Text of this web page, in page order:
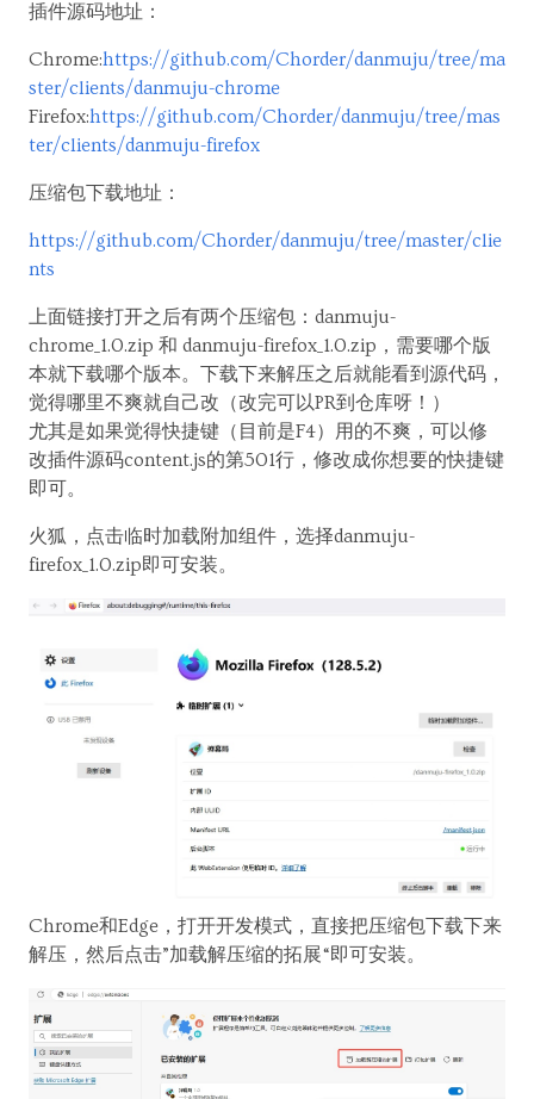
插件源码地址：
Chrome:https://github.com/Chorder/danmuju/tree/ma
ster/clients/danmuju-chrome
Firefox:https://github.com/Chorder/danmuju/tree/mas
ter/clients/danmuju-firefox
压缩包下载地址：
https://github.com/Chorder/danmuju/tree/master/clie
nts
上面链接打开之后有两个压缩包：danmuju-
chrome_1.0.zip 和 danmuju-firefox_1.0.zip，需要哪个版
本就下载哪个版本。下载下来解压之后就能看到源代码，
觉得哪里不爽就自己改（改完可以PR到仓库呀！）
尤其是如果觉得快捷键（目前是F4）用的不爽，可以修
改插件源码content.js的第501行，修改成你想要的快捷键
即可。
火狐，点击临时加载附加组件，选择danmuju-
firefox_1.0.zip即可安装。
Chrome和Edge，打开开发模式，直接把压缩包下载下来
解压，然后点击”加载解压缩的拓展“即可安装。